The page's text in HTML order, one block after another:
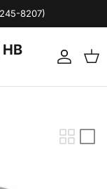
8207)
Account
Cart